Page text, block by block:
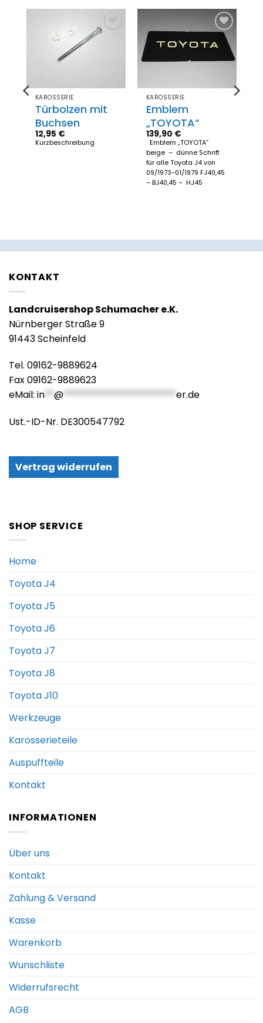
Zum
Merkzettel
KAROSSERIE
Türbolzen mit
Buchsen
12,95 €
Kurzbeschreibung
Merkzettel
KAROSSERIE
Emblem
„TOYOTA“
139,90 €
Emblem „TOYOTA“
beige – dünne Schrift
für alle Toyota J4 von
09/1973-01/1979 FJ40,45
– BJ40,45 – HJ45
KONTAKT
Landcruisershop Schumacher e.K.
Nürnberger Straße 9
91443 Scheinfeld
Tel. 09162-9889624
Fax 09162-9889623
eMail: in**@************************er.de
Ust.-ID-Nr. DE300547792
Vertrag widerrufen
SHOP SERVICE
Home
Toyota J4
Toyota J5
Toyota J6
Toyota J7
Toyota J8
Toyota J10
Werkzeuge
Karosserieteile
Auspuffteile
Kontakt
INFORMATIONEN
Über uns
Kontakt
Zahlung & Versand
Kasse
Warenkorb
Wunschliste
Widerrufsrecht
AGB